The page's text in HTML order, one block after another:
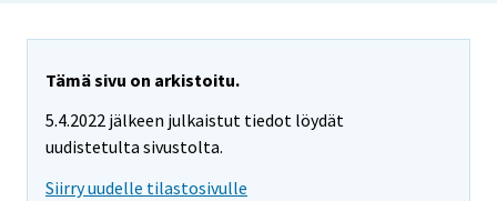
Tämä sivu on arkistoitu.
5.4.2022 jälkeen julkaistut tiedot löydät
uudistetulta sivustolta.
Siirry uudelle tilastosivulle